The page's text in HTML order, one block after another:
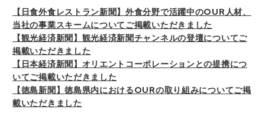
【日食外食レストラン新聞】外食分野で活躍中のOUR人材、
当社の事業スキームについてご掲載いただきました
【観光経済新聞】観光経済新聞チャンネルの登壇についてご
掲載いただきました
【日本経済新聞】オリエントコーポレーションとの提携につ
いてご掲載いただきました
【徳島新聞】徳島県内におけるOURの取り組みについてご掲
載いただきました